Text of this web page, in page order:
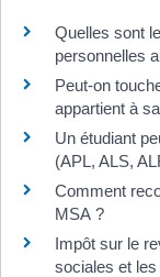
Quelles sont
personnelles
Peut-on
appartient à
Un étudiant
(APL, ALS,
Comment
MSA ?
Impôt sur le
sociales et